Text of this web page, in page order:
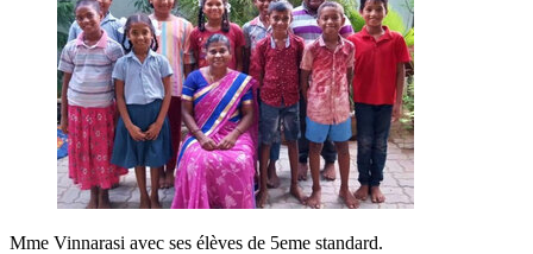
Mme Vinnarasi avec ses élèves de 5eme standard.